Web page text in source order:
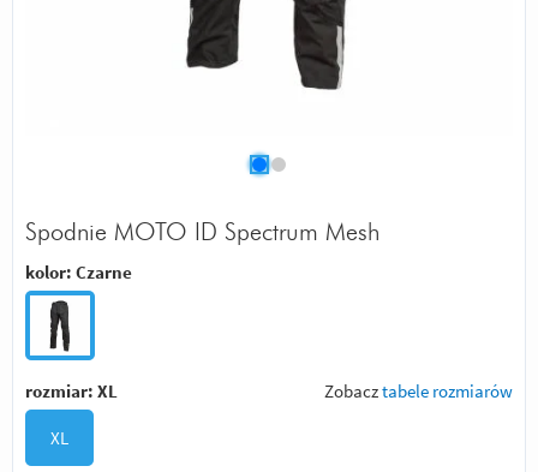
Spodnie MOTO ID Spectrum Mesh
kolor: Czarne
rozmiar: XL Zobacztabele rozmiarów
XL